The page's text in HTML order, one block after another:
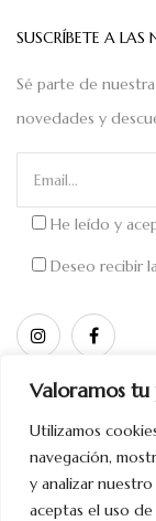
Valoramos
Utilizamos
navegación,
y analizar
aceptas el uso
SUSCRÍBETE A LAS
Sé parte de
novedades y
He leído y
Deseo recibir
Copyright ©